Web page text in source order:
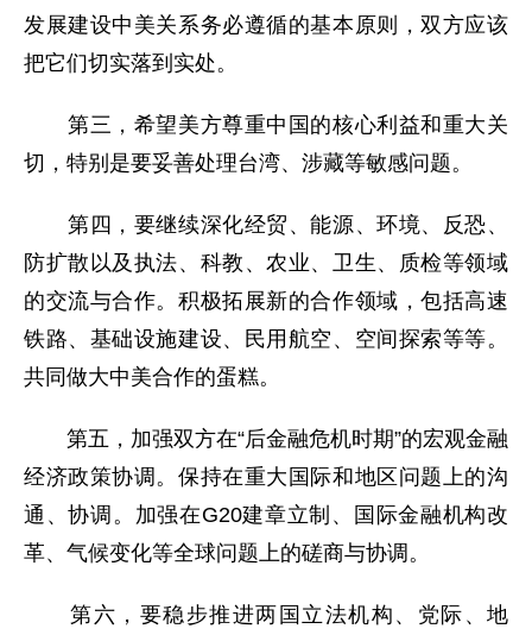
发展建设中美关系务必遵循的基本原则，双方应该
把它们切实落到实处。
第三，希望美方尊重中国的核心利益和重大关
切，特别是要妥善处理台湾、涉藏等敏感问题。
第四，要继续深化经贸、能源、环境、反恐、
防扩散以及执法、科教、农业、卫生、质检等领域
的交流与合作。积极拓展新的合作领域，包括高速
铁路、基础设施建设、民用航空、空间探索等等。
共同做大中美合作的蛋糕。
第五，加强双方在“后金融危机时期”的宏观金融
经济政策协调。保持在重大国际和地区问题上的沟
通、协调。加强在G20建章立制、国际金融机构改
革、气候变化等全球问题上的磋商与协调。
第六，要稳步推进两国立法机构、党际、地